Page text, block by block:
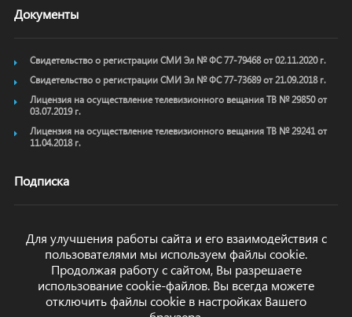
Документы
Свидетельство о регистрации СМИ Эл № ФС 77-79468 от 02.11.2020 г.
Свидетельство о регистрации СМИ Эл № ФС 77-73689 от 21.09.2018 г.
Лицензия на осуществление телевизионного вещания ТВ № 29850 от
03.07.2019 г.
Лицензия на осуществление телевизионного вещания ТВ № 29241 от
11.04.2018 г.
Подписка
ОТПРАВИТЬ
Для улучшения работы сайта и его взаимодействия с
пользователями мы используем файлы cookie.
Продолжая работу с сайтом, Вы разрешаете
использование cookie-файлов. Вы всегда можете
отключить файлы cookie в настройках Вашего